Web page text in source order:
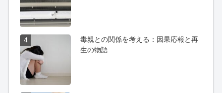
4
毒親との関係を考える：因果応報と再
生の物語